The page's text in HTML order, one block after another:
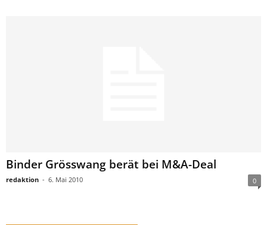
Binder Grösswang berät bei M&A-Deal
redaktion - 6. Mai 2010 0